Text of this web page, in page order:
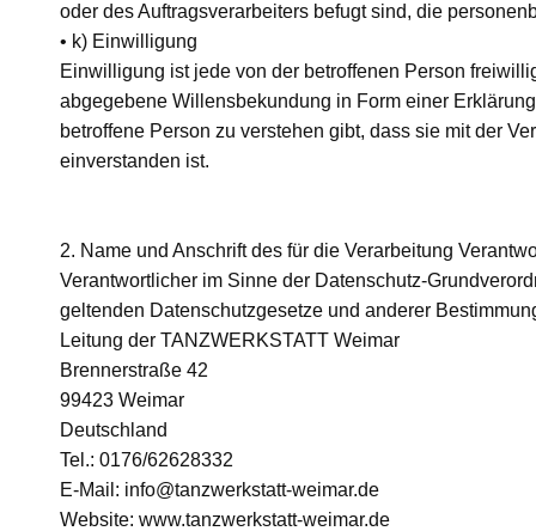
oder des Auftragsverarbeiters befugt sind, die
• k) Einwilligung
Einwilligung ist jede von der betroffenen Person
abgegebene Willensbekundung in Form einer
betroffene Person zu verstehen gibt, dass sie mit der
einverstanden ist.
2. Name und Anschrift des für die Verarbeitung
Verantwortlicher im Sinne der Datenschutz-
geltenden Datenschutzgesetze und anderer
Leitung der TANZWERKSTATT Weimar
Brennerstraße 42
99423 Weimar
Deutschland
Tel.: 0176/62628332
E-Mail: info@tanzwerkstatt-weimar.de
Website: www.tanzwerkstatt-weimar.de